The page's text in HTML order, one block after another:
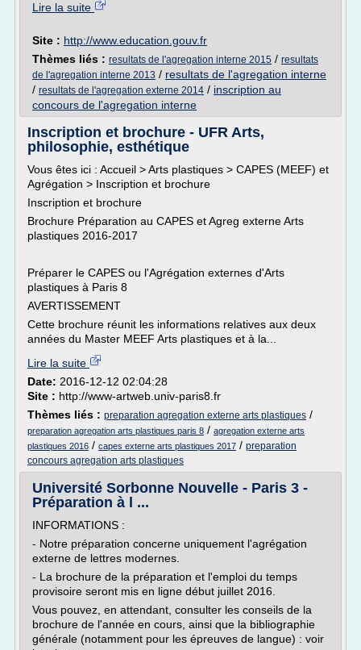
Lire la suite
Site : http://www.education.gouv.fr
Thèmes liés : resultats de l'agregation interne 2015 / resultats
de l'agregation interne 2013 / resultats de l'agregation interne
/ resultats de l'agregation externe 2014 / inscription au
concours de l'agregation interne
Inscription et brochure - UFR Arts,
philosophie, esthétique
Vous êtes ici : Accueil > Arts plastiques > CAPES (MEEF) et
Agrégation > Inscription et brochure
Inscription et brochure
Brochure Préparation au CAPES et Agreg externe Arts
plastiques 2016-2017
Préparer le CAPES ou l'Agrégation externes d'Arts
plastiques à Paris 8
AVERTISSEMENT
Cette brochure réunit les informations relatives aux deux
années du Master MEEF Arts plastiques et à la...
Lire la suite
Date: 2016-12-12 02:04:28
Site : http://www-artweb.univ-paris8.fr
Thèmes liés : preparation agregation externe arts plastiques /
preparation agregation arts plastiques paris 8 / agregation externe arts
plastiques 2016 / capes externe arts plastiques 2017 / preparation
concours agregation arts plastiques
Université Sorbonne Nouvelle - Paris 3 -
Préparation à l ...
INFORMATIONS :
- Notre préparation concerne uniquement l'agrégation
externe de lettres modernes.
- La brochure de la préparation et l'emploi du temps
provisoire seront mis en ligne début juillet 2016.
Vous pouvez, en attendant, consulter les conseils de la
brochure de l'année en cours, ainsi que la bibliographie
générale (notamment pour les épreuves de langue) : voir